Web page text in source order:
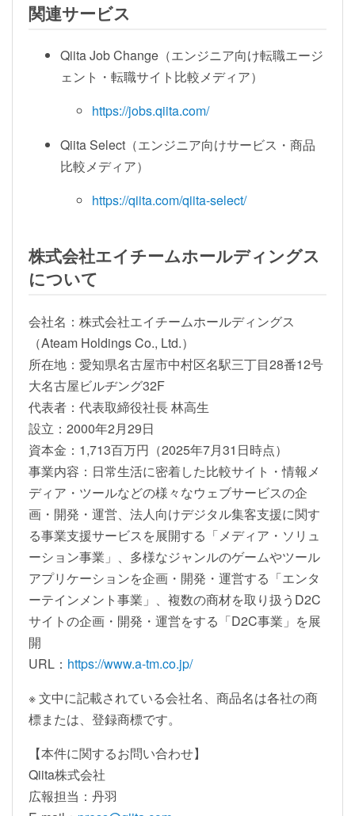
関連サービス
Qiita Job Change（エンジニア向け転職エージ
ェント・転職サイト比較メディア）
https://jobs.qiita.com/
Qiita Select（エンジニア向けサービス・商品
比較メディア）
https://qiita.com/qiita-select/
株式会社エイチームホールディングス
について
会社名：株式会社エイチームホールディングス
（Ateam Holdings Co., Ltd.）
所在地：愛知県名古屋市中村区名駅三丁目28番12号
大名古屋ビルヂング32F
代表者：代表取締役社長 林高生
設立：2000年2月29日
資本金：1,713百万円（2025年7月31日時点）
事業内容：日常生活に密着した比較サイト・情報メ
ディア・ツールなどの様々なウェブサービスの企
画・開発・運営、法人向けデジタル集客支援に関す
る事業支援サービスを展開する「メディア・ソリュ
ーション事業」、多様なジャンルのゲームやツール
アプリケーションを企画・開発・運営する「エンタ
ーテインメント事業」、複数の商材を取り扱うD2C
サイトの企画・開発・運営をする「D2C事業」を展
開
URL： https://www.a-tm.co.jp/
※ 文中に記載されている会社名、商品名は各社の商
標または、登録商標です。
【本件に関するお問い合わせ】
Qiita株式会社
広報担当：丹羽